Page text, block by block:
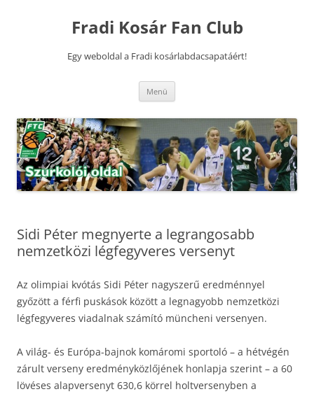
Fradi Kosár Fan Club
Egy weboldal a Fradi kosárlabdacsapatáért!
Menü
Sidi Péter megnyerte a legrangosabb
nemzetközi légfegyveres versenyt
Az olimpiai kvótás Sidi Péter nagyszerű eredménnyel
győzött a férfi puskások között a legnagyobb nemzetközi
légfegyveres viadalnak számító müncheni versenyen.
A világ- és Európa-bajnok komáromi sportoló – a hétvégén
zárult verseny eredményközlőjének honlapja szerint – a 60
lövéses alapversenyt 630,6 körrel holtversenyben a